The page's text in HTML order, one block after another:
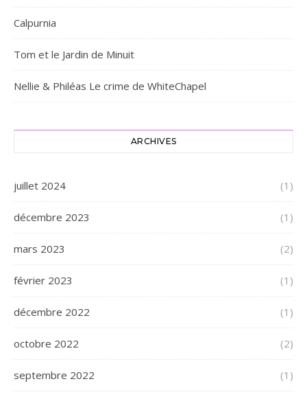
Calpurnia
Tom et le Jardin de Minuit
Nellie & Philéas Le crime de WhiteChapel
ARCHIVES
juillet 2024 (1)
décembre 2023 (1)
mars 2023 (2)
février 2023 (1)
décembre 2022 (1)
octobre 2022 (2)
septembre 2022 (1)